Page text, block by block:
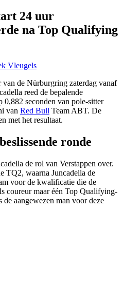
24 uur
na Top Qualifying
Vleugels
van de Nürburgring zaterdag vanaf
reed de bepalende
seconden van pole-sitter
van Red Bull Team ABT. De
met het resultaat.
ronde
de rol van Verstappen over.
TQ2, waarna Juncadella de
voor de kwalificatie die de
coureur maar één Top Qualifying-
de aangewezen man voor deze